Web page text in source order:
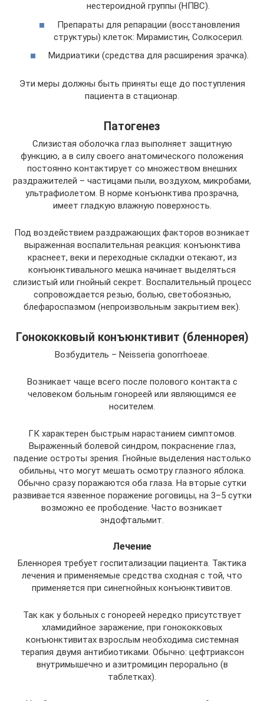
нестероидной группы (НПВС).
Препараты для репарации (восстановления
структуры) клеток: Мирамистин, Солкосерил.
Мидриатики (средства для расширения зрачка).
Эти меры должны быть приняты еще до поступления
пациента в стационар.
Патогенез
Слизистая оболочка глаз выполняет защитную
функцию, а в силу своего анатомического положения
постоянно контактирует со множеством внешних
раздражителей – частицами пыли, воздухом, микробами,
ультрафиолетом. В норме конъюнктива прозрачна,
имеет гладкую влажную поверхность.
Под воздействием раздражающих факторов возникает
выраженная воспалительная реакция: конъюнктива
краснеет, веки и переходные складки отекают, из
конъюнктивального мешка начинает выделяться
слизистый или гнойный секрет. Воспалительный процесс
сопровождается резью, болью, светобоязнью,
блефароспазмом (непроизвольным закрытием век).
Гонококковый конъюнктивит (бленнорея)
Возбудитель – Neisseria gonorrhoeae.
Возникает чаще всего после полового контакта с
человеком больным гонореей или являющимся ее
носителем.
ГК характерен быстрым нарастанием симптомов.
Выраженный болевой синдром, покраснение глаз,
падение остроты зрения. Гнойные выделения настолько
обильны, что могут мешать осмотру глазного яблока.
Обычно сразу поражаются оба глаза. На вторые сутки
развивается язвенное поражение роговицы, на 3–5 сутки
возможно ее прободение. Часто возникает
эндофтальмит.
Лечение
Бленнорея требует госпитализации пациента. Тактика
лечения и применяемые средства сходная с той, что
применяется при синегнойных конъюнктивитов.
Так как у больных с гонореей нередко присутствует
хламидийное заражение, при гонококковых
конъюнктивитах взрослым необходима системная
терапия двумя антибиотиками. Обычно: цефтриаксон
внутримышечно и азитромицин перорально (в
таблетках).